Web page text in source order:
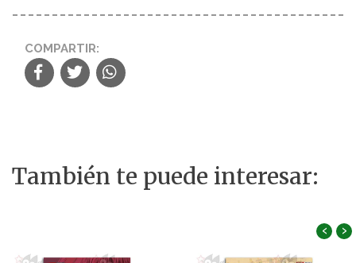
COMPARTIR:
También te puede interesar:
‹ ›